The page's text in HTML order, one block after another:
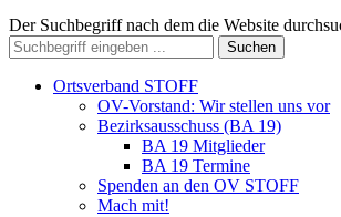
Der Suchbegriff nach dem die Website
Suchen
Ortsverband STOFF
OV-Vorstand: Wir stellen uns vor
Bezirksausschuss (BA 19)
BA 19 Mitglieder
BA 19 Termine
Spenden an den OV STOFF
Mach mit!